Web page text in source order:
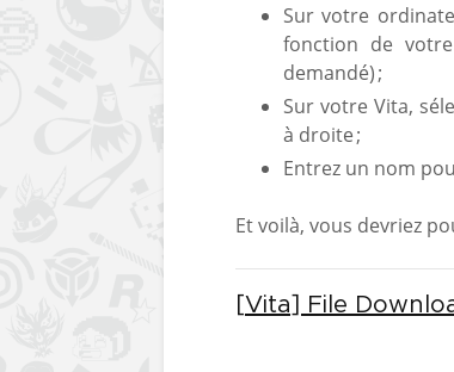
Sur votre
fonction de
demandé) ;
Sur votre Vita,
à droite ;
Entrez un nom
Et voilà, vous devriez
[Vita] File